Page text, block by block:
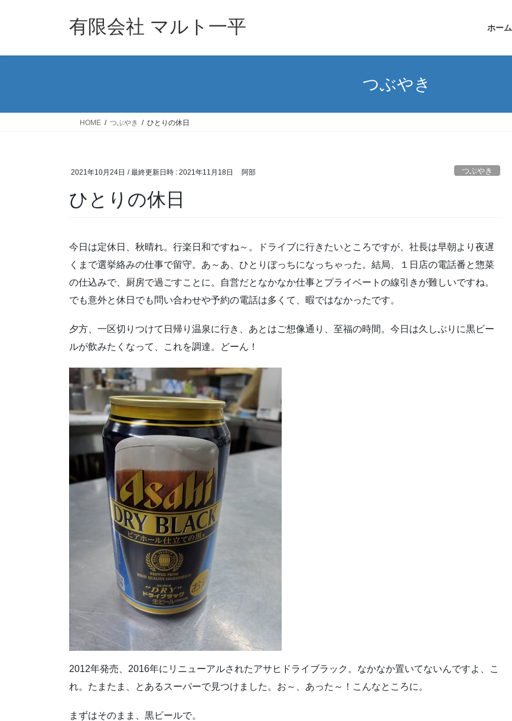
有限会社 マルト一平 ホーム
つぶやき
HOME つぶやき ひとりの休日
2021年10月24日 / 最終更新日時 : 2021年11月18日 阿部 つぶやき
ひとりの休日
今日は定休日、秋晴れ。行楽日和ですね～。ドライブに行きたいところですが、社長は早朝より夜遅
くまで選挙絡みの仕事で留守。あ～あ、ひとりぼっちになっちゃった。結局、１日店の電話番と惣菜
の仕込みで、厨房で過ごすことに。自営だとなかなか仕事とプライベートの線引きが難しいですね。
でも意外と休日でも問い合わせや予約の電話は多くて、暇ではなかったです。
夕方、一区切りつけて日帰り温泉に行き、あとはご想像通り、至福の時間。今日は久しぶりに黒ビー
ルが飲みたくなって、これを調達。どーん！
2012年発売、2016年にリニューアルされたアサヒドライブラック。なかなか置いてないんですよ、こ
れ。たまたま、とあるスーパーで見つけました。お～、あった～！こんなところに。
まずはそのまま、黒ビールで。